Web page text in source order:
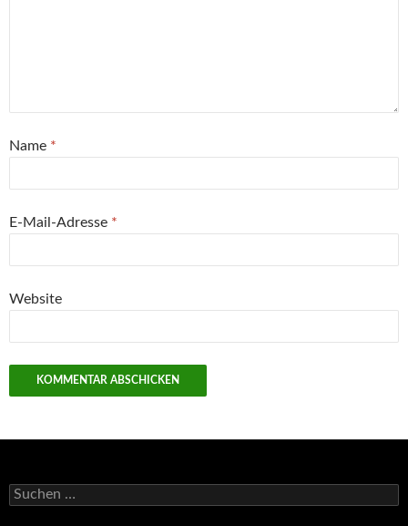
Name *
E-Mail-Adresse *
Website
Suchen
nach: